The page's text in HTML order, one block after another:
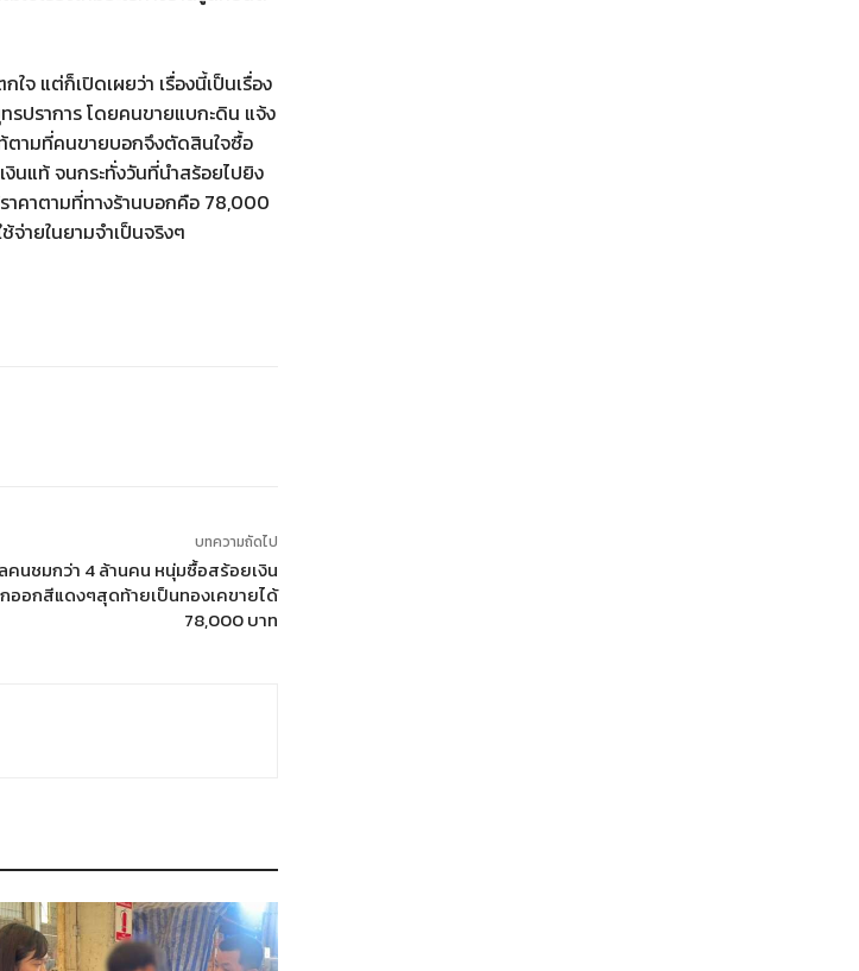
แต่ก็เปิดเผยว่า เรื่องนี้เป็นเรื่อง
รปราการ โดยคนขายแบกะดิน แจ้ง
ตามที่คนขายบอกจึงตัดสินใจซื้อ
งินแท้ จนกระทั่งวันที่นำสร้อยไปยิง
าคาตามที่ทางร้านบอกคือ 78,000
จ่ายในยามจำเป็นจริงๆ
บทความถัดไป
นชมกว่า 4 ล้านคน หนุ่มซื้อสร้อยเงิน
ออกสีแดงๆสุดท้ายเป็นทองเคขายได้
78,000 บาท